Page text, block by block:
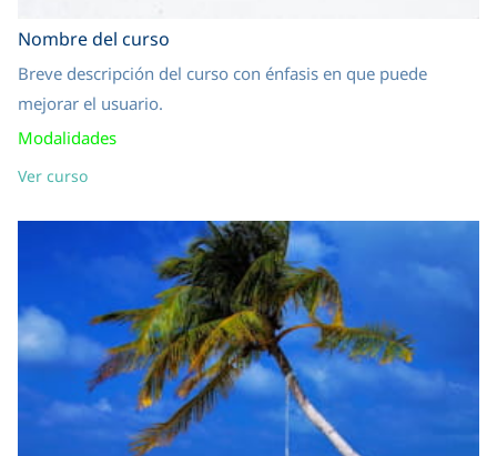
Nombre del curso
Breve descripción del curso con énfasis en que puede
mejorar el usuario.
Modalidades
Ver curso